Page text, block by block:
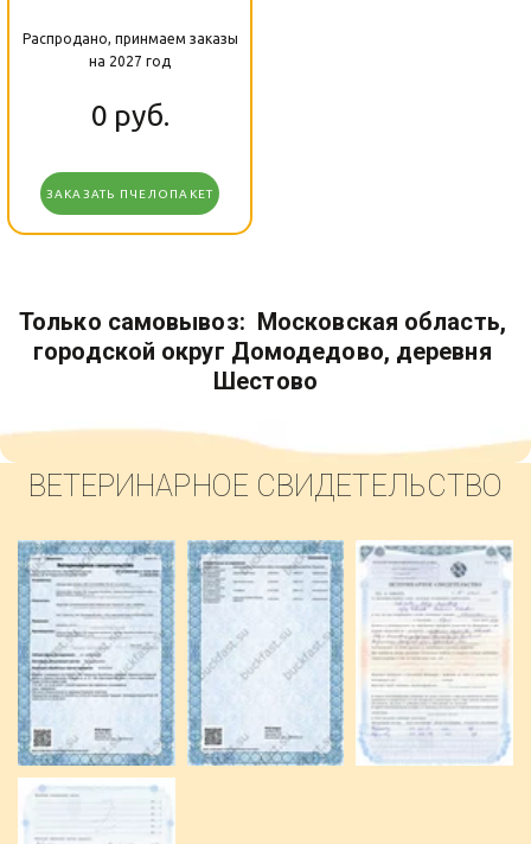
Распродано, принмаем заказы
на 2027 год
0 руб.
ЗАКАЗАТЬ ПЧЕЛОПАКЕТ
Только самовывоз:  Московская область,
городской округ Домодедово, деревня
Шестово
ВЕТЕРИНАРНОЕ СВИДЕТЕЛЬСТВО